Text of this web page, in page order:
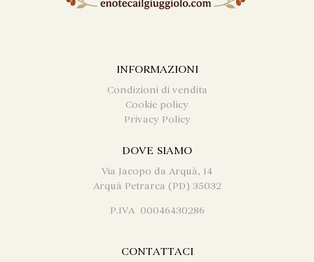
INFORMAZIONI
Condizioni di vendita
Cookie policy
Privacy Policy
DOVE SIAMO
Via Jacopo da Arquà, 14
Arquà Petrarca (PD) 35032
P.IVA 00046430286
CONTATTACI